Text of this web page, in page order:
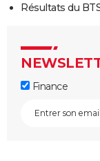
Résultats du
Finance